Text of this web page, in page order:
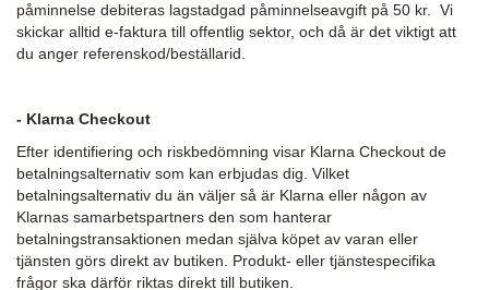
påminnelse debiteras lagstadgad påminnelseavgift på 50 kr. Vi
skickar alltid e-faktura till offentlig sektor, och då är det viktigt att
du anger referenskod/beställarid.
- Klarna Checkout
Efter identifiering och riskbedömning visar Klarna Checkout de
betalningsalternativ som kan erbjudas dig. Vilket
betalningsalternativ du än väljer så är Klarna eller någon av
Klarnas samarbetspartners den som hanterar
betalningstransaktionen medan själva köpet av varan eller
tjänsten görs direkt av butiken. Produkt- eller tjänstespecifika
frågor ska därför riktas direkt till butiken.